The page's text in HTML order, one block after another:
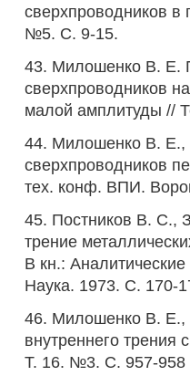
сверхпроводников в
№5. С. 9-15.
43. Милошенко В. Е.
сверхпроводников
малой амплитуды //
44. Милошенко В. Е.,
сверхпроводников
тех. конф. ВПИ.
45. Постников В. С.,
трение
В кн.:
Наука. 1973. С. 170-
46. Милошенко В. Е.,
внутреннего трения
Т. 16. №3. С. 957-958